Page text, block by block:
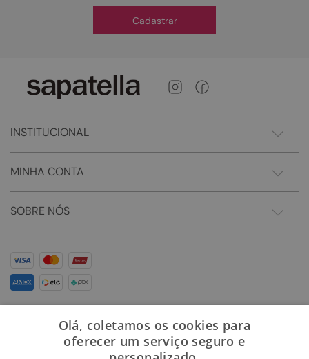
Cadastrar
INSTITUCIONAL
MINHA CONTA
SOBRE NÓS
Olá, coletamos os cookies para
oferecer um serviço seguro e